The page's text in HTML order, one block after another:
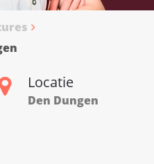
Locatie
Den Dungen